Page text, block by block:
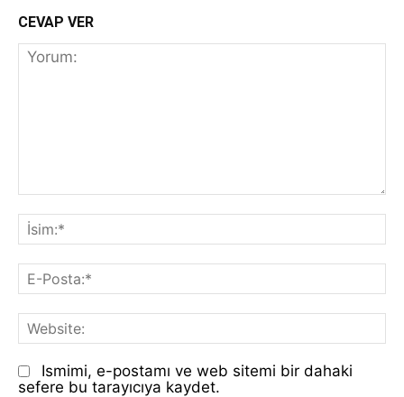
CEVAP VER
Ismimi, e-postamı ve web sitemi bir dahaki
sefere bu tarayıcıya kaydet.